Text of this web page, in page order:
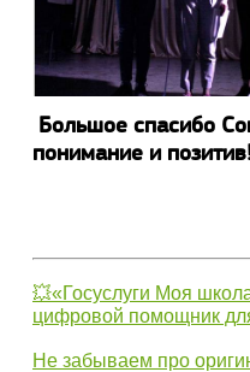
Большое спасибо
понимание и
💥«Госуслуги Моя
цифровой помощник
Не забываем про